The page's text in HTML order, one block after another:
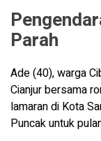
Parah
Ade (40), warga
Cianjur bersama
lamaran di Kota
Puncak untuk